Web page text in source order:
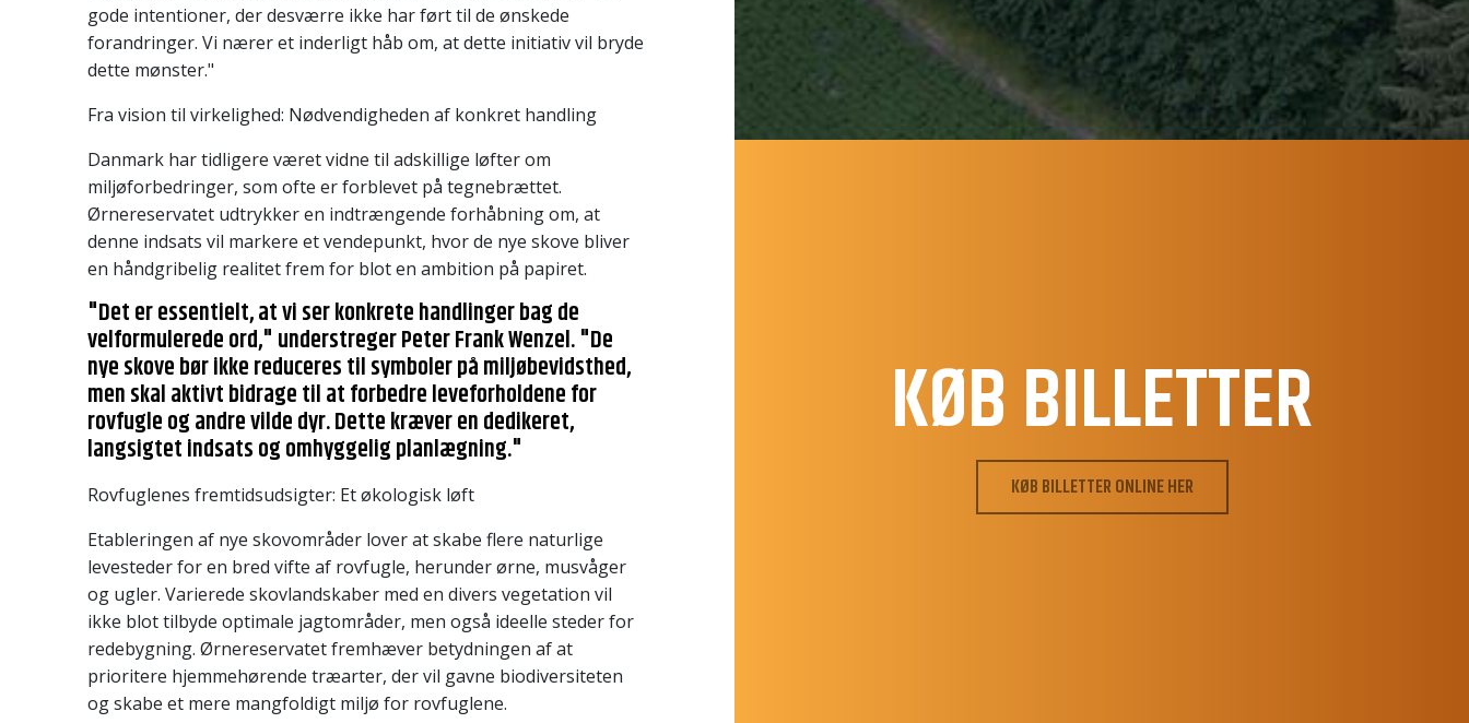
gode intentioner, der desværre ikke har ført til de ønskede
forandringer. Vi nærer et inderligt håb om, at dette initiativ vil bryde
dette mønster."
Fra vision til virkelighed: Nødvendigheden af konkret handling
Danmark har tidligere været vidne til adskillige løfter om
miljøforbedringer, som ofte er forblevet på tegnebrættet.
Ørnereservatet udtrykker en indtrængende forhåbning om, at
denne indsats vil markere et vendepunkt, hvor de nye skove bliver
en håndgribelig realitet frem for blot en ambition på papiret.
"Det er essentielt, at vi ser konkrete handlinger bag de
velformulerede ord," understreger Peter Frank Wenzel. "De
nye skove bør ikke reduceres til symboler på miljøbevidsthed,
men skal aktivt bidrage til at forbedre leveforholdene for
rovfugle og andre vilde dyr. Dette kræver en dedikeret,
langsigtet indsats og omhyggelig planlægning."
Rovfuglenes fremtidsudsigter: Et økologisk løft
Etableringen af nye skovområder lover at skabe flere naturlige
levesteder for en bred vifte af rovfugle, herunder ørne, musvåger
og ugler. Varierede skovlandskaber med en divers vegetation vil
ikke blot tilbyde optimale jagtområder, men også ideelle steder for
redebygning. Ørnereservatet fremhæver betydningen af at
prioritere hjemmehørende træarter, der vil gavne biodiversiteten
og skabe et mere mangfoldigt miljø for rovfuglene.
KØB BILLETTER
KØB BILLETTER ONLINE HER